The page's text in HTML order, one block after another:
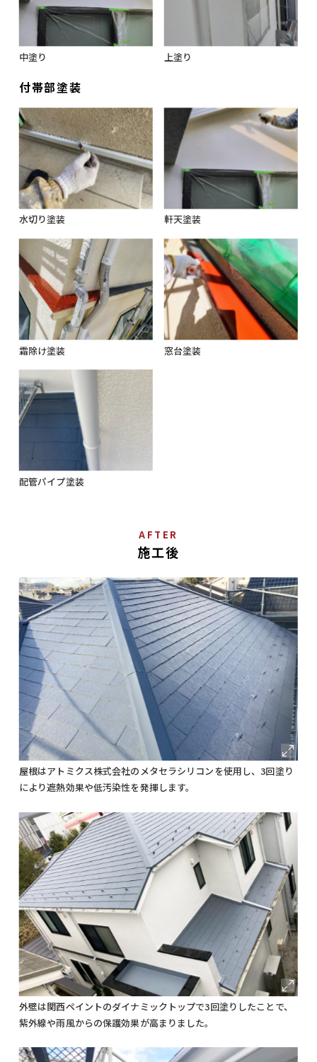
中塗り 上塗り
付帯部塗装
水切り塗装 軒天塗装
霜除け塗装 窓台塗装
配管パイプ塗装
AFTER
施工後
屋根はアトミクス株式会社のメタセラシリコンを使用し、3回塗り
により遮熱効果や低汚染性を発揮します。
外壁は関西ペイントのダイナミックトップで3回塗りしたことで、
紫外線や雨風からの保護効果が高まりました。